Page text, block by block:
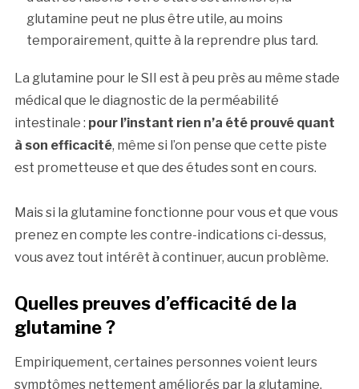
glutamine peut ne plus être utile, au moins
temporairement, quitte à la reprendre plus tard.
La glutamine pour le SII est à peu près au même stade
médical que le diagnostic de la perméabilité
intestinale : pour l’instant rien n’a été prouvé quant
à son efficacité, même si l’on pense que cette piste
est prometteuse et que des études sont en cours.
Mais si la glutamine fonctionne pour vous et que vous
prenez en compte les contre-indications ci-dessus,
vous avez tout intérêt à continuer, aucun problème.
Quelles preuves d’efficacité de la
glutamine ?
Empiriquement, certaines personnes voient leurs
symptômes nettement améliorés par la glutamine,